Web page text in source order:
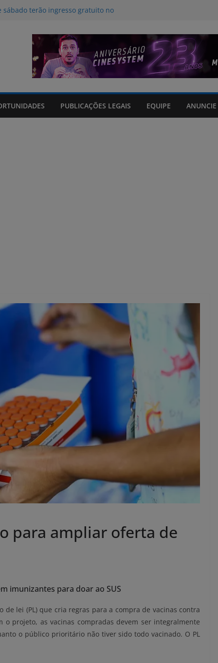
sábado terão ingresso gratuito no
feridos no Rio Grande do Sul
para a influência da inteligência
no desestímulo ao aleitamento
em tempo real sobre o clima e
PUBLICAÇÕES LEGAIS EQUIPE ANUNCIE
para ampliar oferta de
imunizantes para doar ao SUS
lei (PL) que cria regras para a compra de vacinas contra
o projeto, as vacinas compradas devem ser integralmente
o público prioritário não tiver sido todo vacinado. O PL